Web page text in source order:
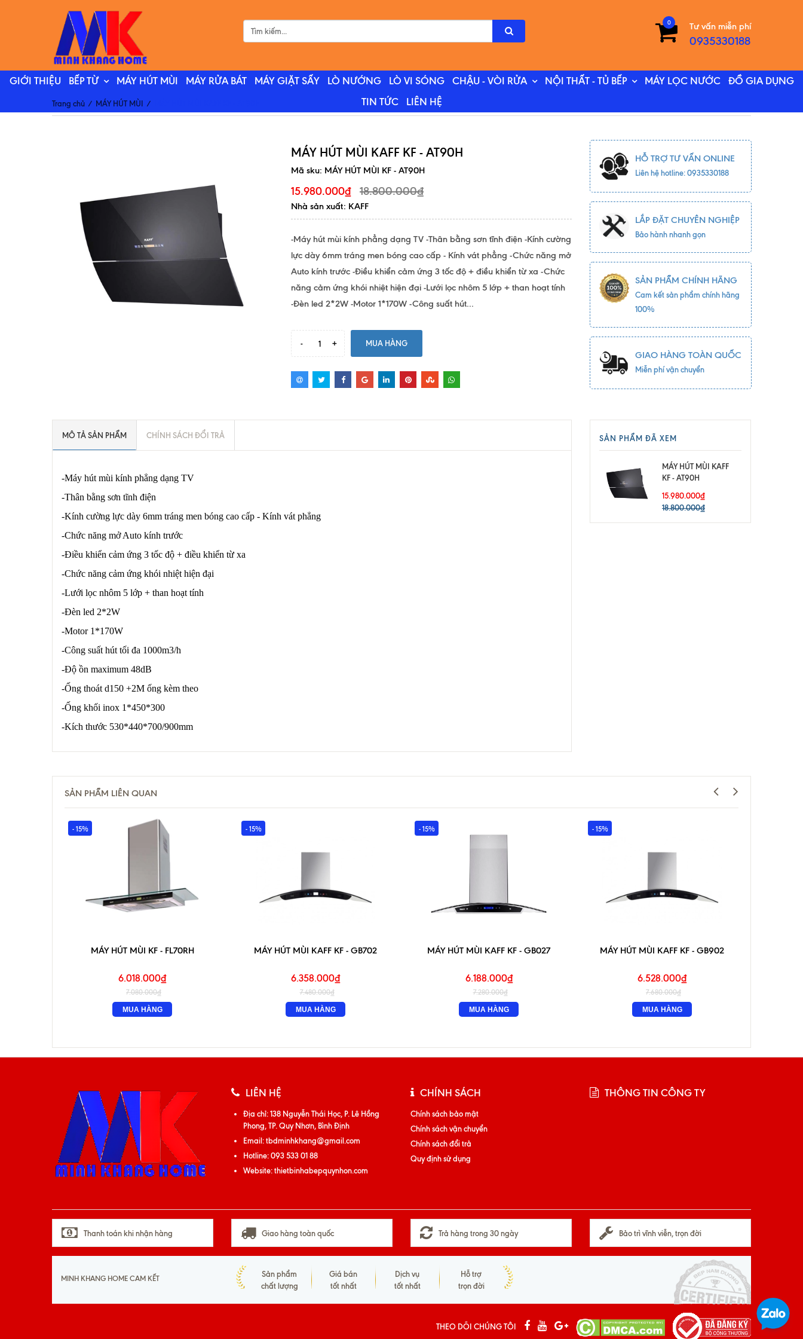
Tư vấn miễn phí
0935330188
0
GIỚI THIỆU BẾP TỪ MÁY HÚT MÙI MÁY RỬA BÁT MÁY GIẶT SẤY LÒ NƯỚNG LÒ VI SÓNG CHẬU - VÒI RỬA NỘI THẤT - TỦ BẾP MÁY LỌC NƯỚC
ĐỒ GIA DỤNG
TIN TỨC
LIÊN HỆ
Trang chủ / MÁY HÚT MÙI /
MÁY HÚT MÙI KAFF KF - AT90H
Mã sku: MÁY HÚT MÙI KF - AT90H
15.980.000₫ 18.800.000₫
Nhà sản xuất: KAFF
-Máy hút mùi kính phẳng dạng TV -Thân bằng sơn tĩnh điện -Kính cường
lực dày 6mm tráng men bóng cao cấp - Kính vát phẳng -Chức năng mở
Auto kính trước -Điều khiển cảm ứng 3 tốc độ + điều khiển từ xa -Chức
năng cảm ứng khói nhiệt hiện đại -Lưới lọc nhôm 5 lớp + than hoạt tính
-Đèn led 2*2W -Motor 1*170W -Công suất hút...
- + MUA HÀNG
HỖ TRỢ TƯ VẤN ONLINE
Liên hệ hotline: 0935330188
LẮP ĐẶT CHUYÊN NGHIỆP
Bảo hành nhanh gọn
SẢN PHẨM CHÍNH HÃNG
Cam kết sản phẩm chính hãng
100%
GIAO HÀNG TOÀN QUỐC
Miễn phí vận chuyển
MÔ TẢ SẢN PHẨM CHÍNH SÁCH ĐỔI TRẢ
-Máy hút mùi kính phẳng dạng TV
-Thân bằng sơn tĩnh điện
-Kính cường lực dày 6mm tráng men bóng cao cấp - Kính vát phẳng
-Chức năng mở Auto kính trước
-Điều khiển cảm ứng 3 tốc độ + điều khiển từ xa
-Chức năng cảm ứng khói nhiệt hiện đại
-Lưới lọc nhôm 5 lớp + than hoạt tính
-Đèn led 2*2W
-Motor 1*170W
-Công suất hút tối đa 1000m3/h
-Độ ồn maximum 48dB
-Ống thoát d150 +2M ống kèm theo
-Ống khối inox 1*450*300
-Kích thước 530*440*700/900mm
SẢN PHẨM ĐÃ XEM
MÁY HÚT MÙI KAFF
KF - AT90H
15.980.000₫
18.800.000₫
SẢN PHẨM LIÊN QUAN
- 15%
MÁY HÚT MÙI KF - FL70RH
6.018.000₫
7.080.000₫
MUA HÀNG
- 15%
MÁY HÚT MÙI KAFF KF - GB702
6.358.000₫
7.480.000₫
MUA HÀNG
- 15%
MÁY HÚT MÙI KAFF KF - GB027
6.188.000₫
7.280.000₫
MUA HÀNG
- 15%
MÁY HÚT MÙI KAFF KF - GB902
6.528.000₫
7.680.000₫
MUA HÀNG
LIÊN HỆ
Địa chỉ:138 Nguyễn Thái Học, P. Lê Hồng
Phong, TP. Quy Nhơn, Bình Định
Email:tbdminhkhang@gmail.com
Hotline:093 533 01 88
Website:thietbinhabepquynhon.com
CHÍNH SÁCH
Chính sách bảo mật
Chính sách vận chuyển
Chính sách đổi trả
Quy định sử dụng
THÔNG TIN CÔNG TY
Thanh toán khi nhận hàng Giao hàng toàn quốc Trả hàng trong 30 ngày Bảo trì vĩnh viễn, trọn đời
MINH KHANG HOME CAM KẾT
Sản phẩm
chất lượng
Giá bán
tốt nhất
Dịch vụ
tốt nhất
Hỗ trợ
trọn đời
THEO DÕI CHÚNG TÔI